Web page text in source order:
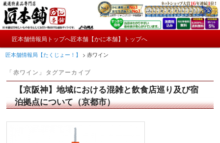
メ
イ
ン
ン
テ
サ
ブ
コ
テ
ン
匠本舗情報局【たくじょー！】
かにやおせちについてのおもしろ情報や興味深い記事をお届けします。
ン
メ
イ
ン
コ
サ
ブ
コ
ン
匠本舗情報局トップへ匠本舗【かに本舗】トップへ
匠本舗情報局【たくじょー！】 >赤ワイン
「赤ワイン 」タグアーカイブ
【京阪神】地域における混雑と飲食店巡り及び宿
泊拠点について（京都市）